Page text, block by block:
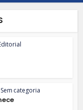
Sem categoria